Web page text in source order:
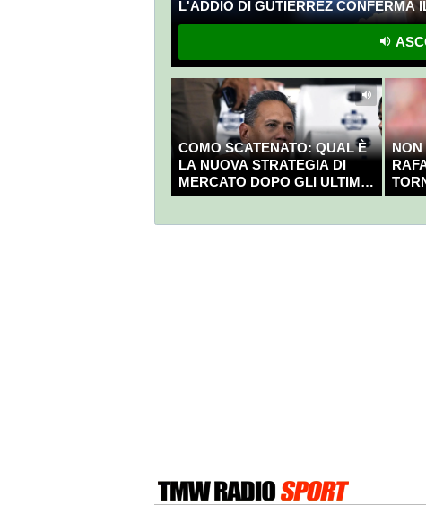
L'ADDIO DI GUTIERREZ CONFERMA
COMO SCATENATO: QUAL È
LA NUOVA STRATEGIA DI
MERCATO DOPO GLI ULTIMI
COLPI?
NON